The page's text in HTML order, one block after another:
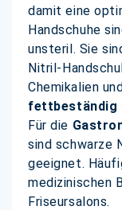
damit eine
Handschuhe
unsteril. Sie
Nitril-
Chemikalien
fettbeständig
Für die
sind schwarze
geeignet.
medizinischen
Friseursalons.